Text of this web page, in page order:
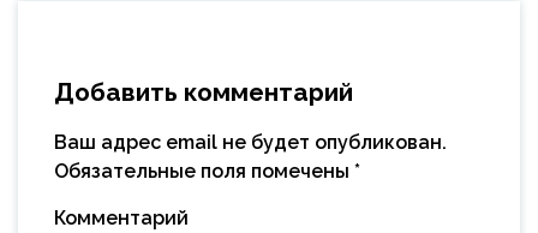
Добавить комментарий
Ваш адрес email не будет опубликован.
Обязательные поля помечены *
Комментарий